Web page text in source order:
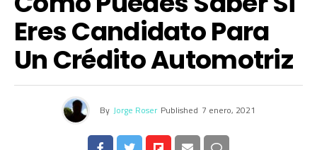
Eres Candidato Para
Un Crédito Automotriz
By Jorge Roser Published 7 enero, 2021